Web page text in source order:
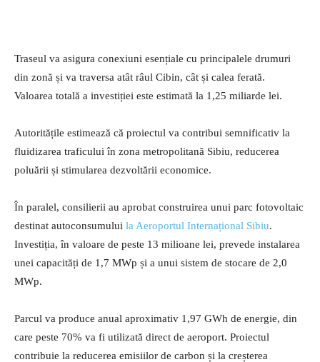
Traseul va asigura conexiuni esențiale cu principalele drumuri
din zonă și va traversa atât râul Cibin, cât și calea ferată.
Valoarea totală a investiției este estimată la 1,25 miliarde lei.
Autoritățile estimează că proiectul va contribui semnificativ la
fluidizarea traficului în zona metropolitană Sibiu, reducerea
poluării și stimularea dezvoltării economice.
În paralel, consilierii au aprobat construirea unui parc fotovoltaic
destinat autoconsumului la Aeroportul Internațional Sibiu.
Investiția, în valoare de peste 13 milioane lei, prevede instalarea
unei capacități de 1,7 MWp și a unui sistem de stocare de 2,0
MWp.
Parcul va produce anual aproximativ 1,97 GWh de energie, din
care peste 70% va fi utilizată direct de aeroport. Proiectul
contribuie la reducerea emisiilor de carbon și la creșterea